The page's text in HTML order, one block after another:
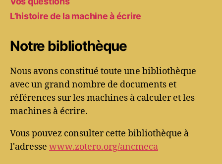
L’histoire de la machine à écrire
Notre bibliothèque
Nous avons constitué toute une bibliothèque
avec un grand nombre de documents et
références sur les machines à calculer et les
machines à écrire.
Vous pouvez consulter cette bibliothèque à
l'adresse www.zotero.org/ancmeca